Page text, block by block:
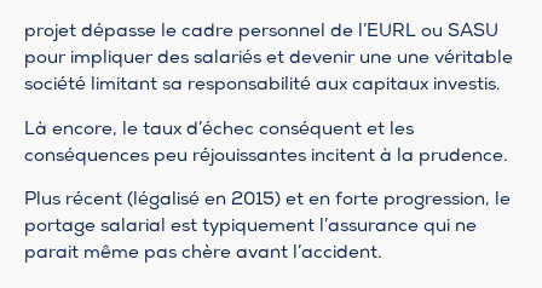
projet dépasse le cadre personnel de l’EURL ou SASU
pour impliquer des salariés et devenir une une véritable
société limitant sa responsabilité aux capitaux investis.
Là encore, le taux d’échec conséquent et les
conséquences peu réjouissantes incitent à la prudence.
Plus récent (légalisé en 2015) et en forte progression, le
portage salarial est typiquement l’assurance qui ne
parait même pas chère avant l’accident.